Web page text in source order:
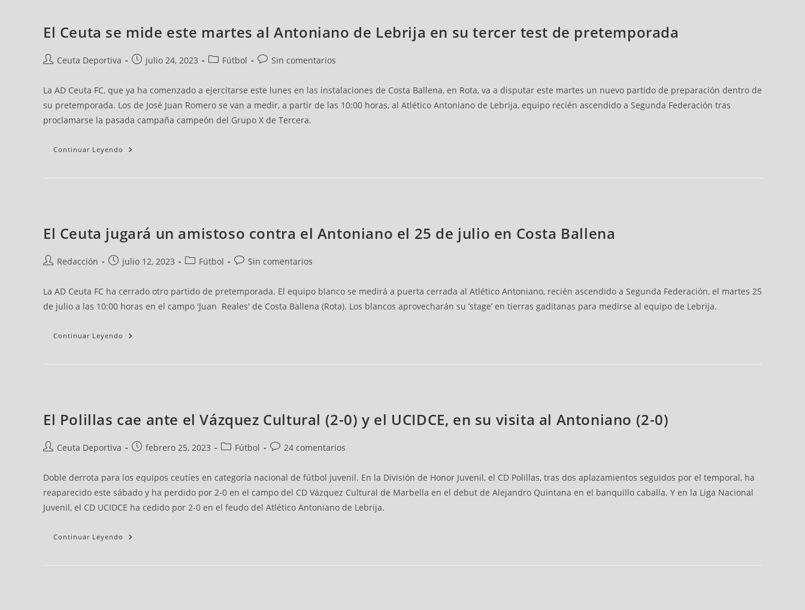
El Ceuta se mide este martes al Antoniano de Lebrija en su tercer test de pretemporada
Ceuta Deportiva julio 24, 2023 Fútbol Sin comentarios
La AD Ceuta FC, que ya ha comenzado a ejercitarse este lunes en las instalaciones de Costa Ballena, en Rota, va a disputar este martes un nuevo partido de preparación dentro de
su pretemporada. Los de José Juan Romero se van a medir, a partir de las 10:00 horas, al Atlético Antoniano de Lebrija, equipo recién ascendido a Segunda Federación tras
proclamarse la pasada campaña campeón del Grupo X de Tercera.
Continuar Leyendo
El Ceuta jugará un amistoso contra el Antoniano el 25 de julio en Costa Ballena
Redacción julio 12, 2023 Fútbol Sin comentarios
La AD Ceuta FC ha cerrado otro partido de pretemporada. El equipo blanco se medirá a puerta cerrada al Atlético Antoniano, recién ascendido a Segunda Federación, el martes 25
de julio a las 10:00 horas en el campo 'Juan Reales' de Costa Ballena (Rota). Los blancos aprovecharán su ‘stage’ en tierras gaditanas para medirse al equipo de Lebrija.
Continuar Leyendo
El Polillas cae ante el Vázquez Cultural (2-0) y el UCIDCE, en su visita al Antoniano (2-0)
Ceuta Deportiva febrero 25, 2023 Fútbol 24 comentarios
Doble derrota para los equipos ceutíes en categoría nacional de fútbol juvenil. En la División de Honor Juvenil, el CD Polillas, tras dos aplazamientos seguidos por el temporal, ha
reaparecido este sábado y ha perdido por 2-0 en el campo del CD Vázquez Cultural de Marbella en el debut de Alejandro Quintana en el banquillo caballa. Y en la Liga Nacional
Juvenil, el CD UCIDCE ha cedido por 2-0 en el feudo del Atlético Antoniano de Lebrija.
Continuar Leyendo